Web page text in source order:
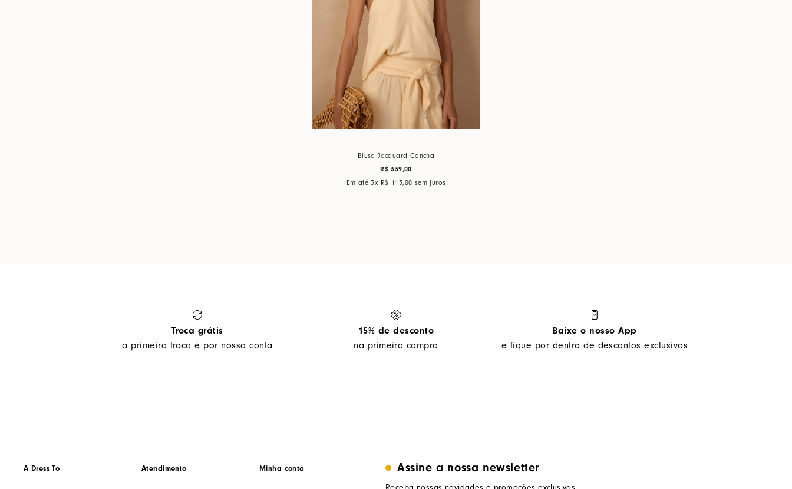
Blusa Jacquard Concha
R$ 339,00
Em até3x R$ 113,00 sem juros
Troca grátis
a primeira troca é por nossa conta
15% de desconto
na primeira compra
Baixe o nosso App
e fique por dentro de descontos exclusivos
A Dress To Atendimento Minha conta Assine a nossa newsletter